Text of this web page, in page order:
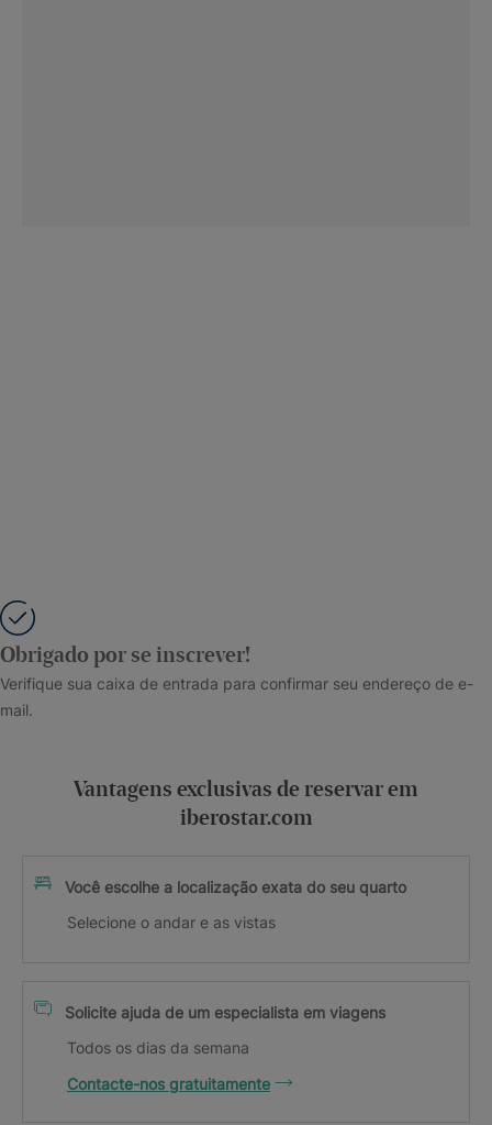
Obrigado por se inscrever!
Verifique sua caixa de entrada para confirmar seu endereço de e-
mail.
Vantagens exclusivas de reservar em
iberostar.com
Você escolhe a localização exata do seu quarto
Selecione o andar e as vistas
Solicite ajuda de um especialista em viagens
Todos os dias da semana
Contacte-nos gratuitamente